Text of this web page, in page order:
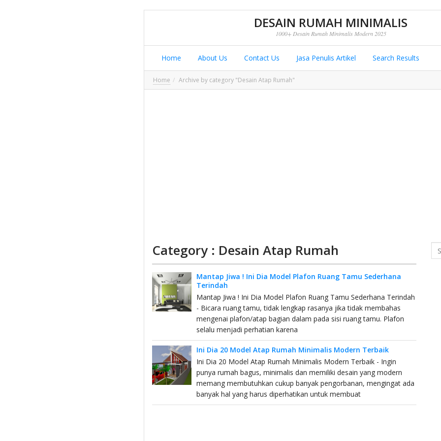
DESAIN RUMAH MINIMALIS
1000+ Desain Rumah Minimalis Modern 2025
Home About Us Contact Us Jasa Penulis Artikel Search Results
Home Archive by category "Desain Atap Rumah"
Category : Desain Atap Rumah
Mantap Jiwa ! Ini Dia Model Plafon Ruang Tamu Sederhana
Terindah
Mantap Jiwa ! Ini Dia Model Plafon Ruang Tamu Sederhana Terindah
- Bicara ruang tamu, tidak lengkap rasanya jika tidak membahas
mengenai plafon/atap bagian dalam pada sisi ruang tamu. Plafon
selalu menjadi perhatian karena
Ini Dia 20 Model Atap Rumah Minimalis Modern Terbaik
Ini Dia 20 Model Atap Rumah Minimalis Modern Terbaik - Ingin
punya rumah bagus, minimalis dan memiliki desain yang modern
memang membutuhkan cukup banyak pengorbanan, mengingat ada
banyak hal yang harus diperhatikan untuk membuat